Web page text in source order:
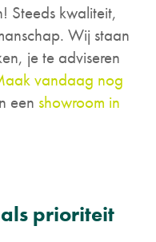
Steeds kwaliteit,
Wij staan
je te adviseren
vandaag nog
een showroom in
prioriteit